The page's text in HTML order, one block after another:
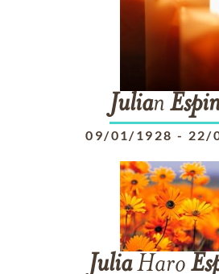
Julian
09/01/1928 - 22/
JuliaHaro